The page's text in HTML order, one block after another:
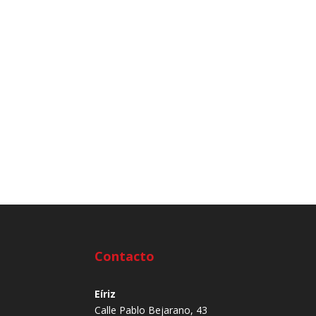
Contacto
Eíriz
Calle Pablo Bejarano, 43